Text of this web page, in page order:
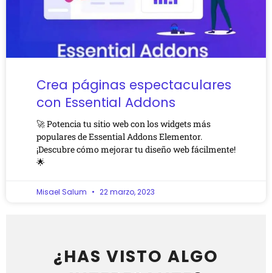
Crea páginas espectaculares
con Essential Addons
🚀 Potencia tu sitio web con los widgets más
populares de Essential Addons Elementor.
¡Descubre cómo mejorar tu diseño web fácilmente!
🌟
Misael Salum 22 marzo, 2023
¿HAS VISTO ALGO